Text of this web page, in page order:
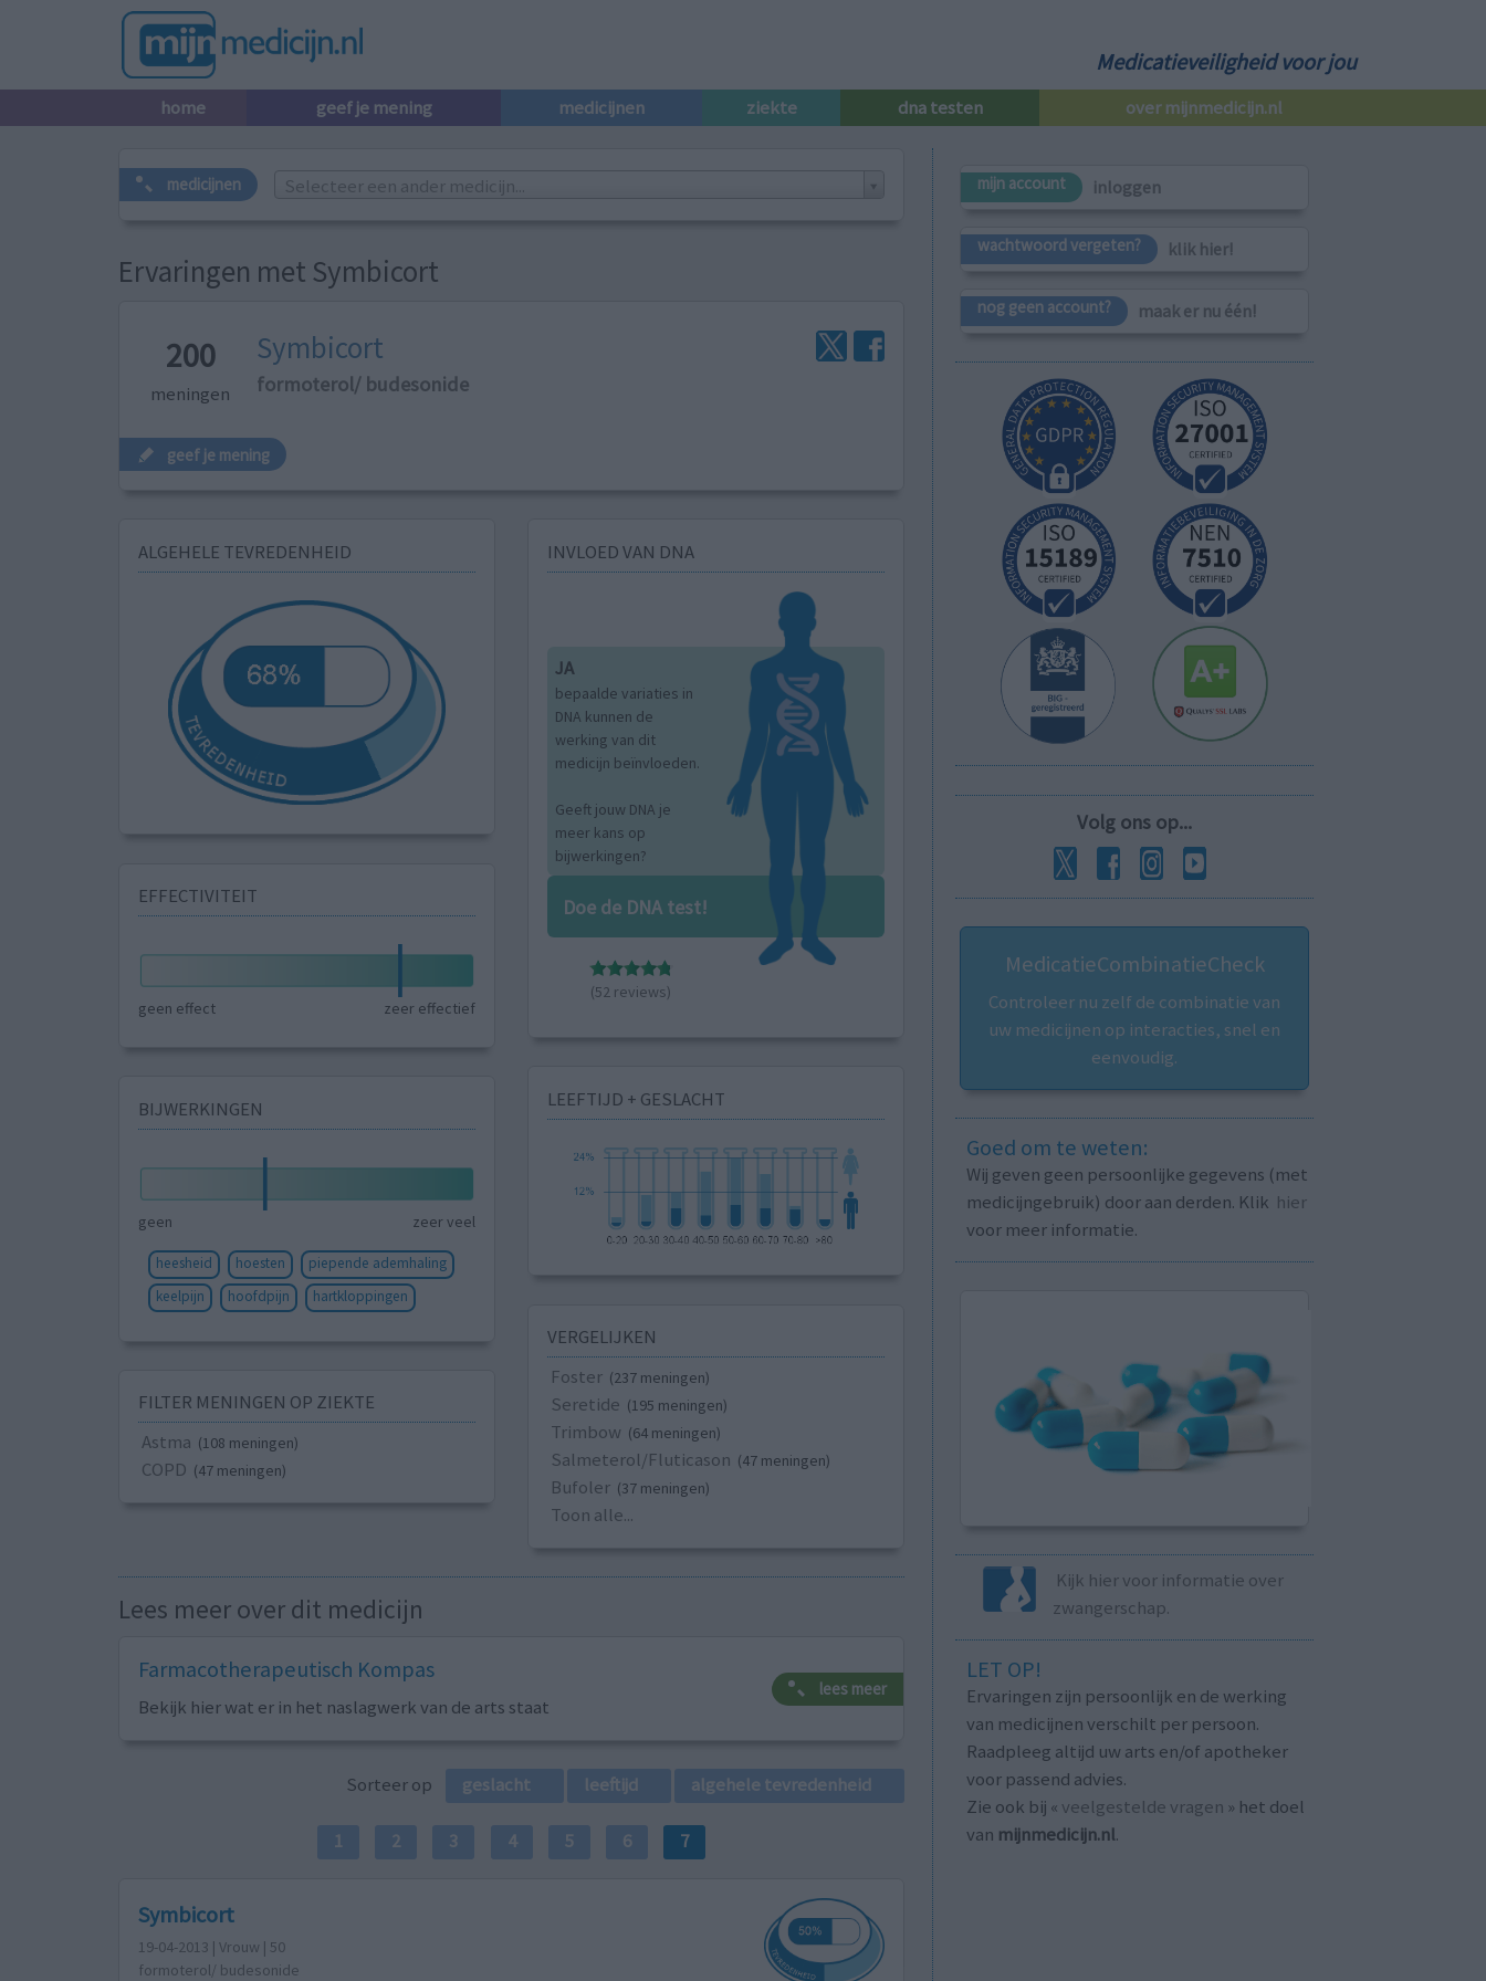
Medicatieveiligheid voor jou
home geef je mening medicijnen ziekte dna testen over mijnmedicijn.nl
medicijnen Selecteer een ander medicijn...
Ervaringen met Symbicort
200
meningen
Symbicort
formoterol/ budesonide
geef je mening
ALGEHELE TEVREDENHEID
EFFECTIVITEIT
geen effect zeer effectief
BIJWERKINGEN
geen zeer veel
heesheid hoesten
piepende ademhaling
keelpijn
hoofdpijn hartkloppingen
FILTER MENINGEN OP ZIEKTE
Astma (108 meningen)
COPD (47 meningen)
INVLOED VAN DNA
JA
bepaalde variaties in
DNA kunnen de
werking van dit
medicijn beïnvloeden.
Geeft jouw DNA je
meer kans op
bijwerkingen?
Doe de DNA test!
(52 reviews)
LEEFTIJD + GESLACHT
VERGELIJKEN
Foster (237 meningen)
Seretide (195 meningen)
Trimbow (64 meningen)
Salmeterol/Fluticason (47 meningen)
Bufoler (37 meningen)
Toon alle...
Lees meer over dit medicijn
Farmacotherapeutisch Kompas
Bekijk hier wat er in het naslagwerk van de arts staat
lees meer
Sorteer op geslacht leeftijd algehele tevredenheid
1 2 3 4 5 6 7
Symbicort
19-04-2013 | Vrouw | 50
formoterol/ budesonide
mijn account inloggen
wachtwoord vergeten? klik hier!
nog geen account? maak er nu één!
Volg ons op...
MedicatieCombinatieCheck
Controleer nu zelf de combinatie van
uw medicijnen op interacties, snel en
eenvoudig.
Goed om te weten:
Wij geven geen persoonlijke gegevens (met
medicijngebruik) door aan derden. Klik hier
voor meer informatie.
Kijk hier voor informatie over
zwangerschap.
LET OP!
Ervaringen zijn persoonlijk en de werking
van medicijnen verschilt per persoon.
Raadpleeg altijd uw arts en/of apotheker
voor passend advies.
Zie ook bij « veelgestelde vragen » het doel
van mijnmedicijn.nl.